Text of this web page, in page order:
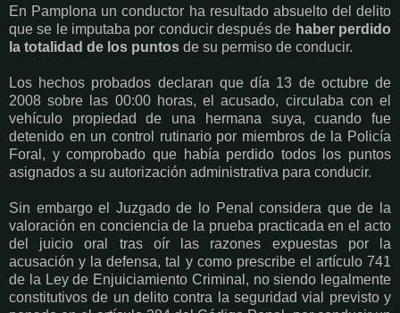
En Pamplona un conductor ha resultado absuelto del delito
que se le imputaba por conducir después de haber perdido
la totalidad de los puntos de su permiso de conducir.
Los hechos probados declaran que día 13 de octubre de
2008 sobre las 00:00 horas, el acusado, circulaba con el
vehículo propiedad de una hermana suya, cuando fue
detenido en un control rutinario por miembros de la Policía
Foral, y comprobado que había perdido todos los puntos
asignados a su autorización administrativa para conducir.
Sin embargo el Juzgado de lo Penal considera que de la
valoración en conciencia de la prueba practicada en el acto
del juicio oral tras oír las razones expuestas por la
acusación y la defensa, tal y como prescribe el artículo 741
de la Ley de Enjuiciamiento Criminal, no siendo legalmente
constitutivos de un delito contra la seguridad vial previsto y